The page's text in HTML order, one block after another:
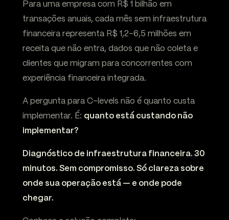
Para uma empresa com R$ 1 bilhão em
transações anuais, cada mês sem infraestrutura
financeira representa R$ 1,2-6,5 milhões em
receita que não entra, dados que não coleta e
clientes que migram para concorrentes com
experiência financeira integrada.
A pergunta para C-levels não é quanto custa
implementar. É: quanto está custando não
implementar?
Diagnóstico de infraestrutura financeira. 30
minutos. Sem compromisso. Só clareza sobre
onde sua operação está — e onde pode
chegar.